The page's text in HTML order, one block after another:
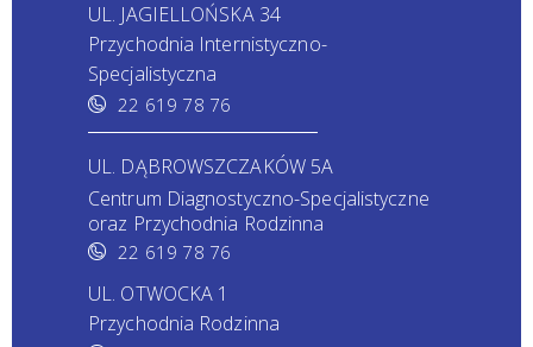
UL. JAGIELLOŃSKA 34
Przychodnia Internistyczno-
Specjalistyczna
22 619 78 76
UL. DĄBROWSZCZAKÓW 5A
Centrum Diagnostyczno-Specjalistyczne
oraz Przychodnia Rodzinna
22 619 78 76
UL. OTWOCKA 1
Przychodnia Rodzinna